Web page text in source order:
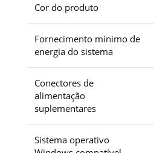
Cor do produto
Fornecimento mínimo de
energia do sistema
Conectores de
alimentação
suplementares
Sistema operativo